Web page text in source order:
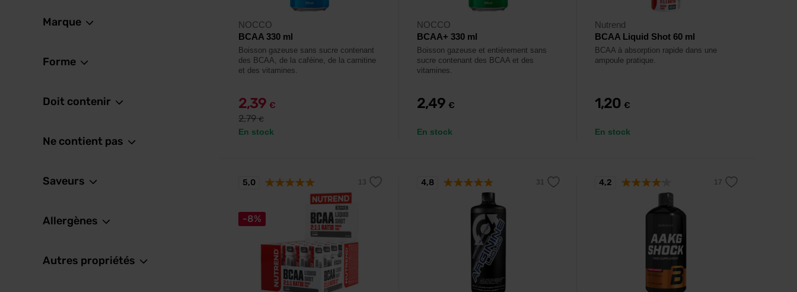
Marque
Forme
Doit contenir
Ne contient pas
Saveurs
Allergènes
Autres propriétés
NOCCO
BCAA 330 ml
Boisson gazeuse sans sucre contenant
des BCAA, de la caféine, de la carnitine
et des vitamines.
2,39 €
2,79€
En stock
NOCCO
BCAA+ 330 ml
Boisson gazeuse et entièrement sans
sucre contenant des BCAA et des
vitamines.
2,49 €
En stock
Nutrend
BCAA Liquid Shot 60 ml
BCAA à absorption rapide dans une
ampoule pratique.
1,20 €
En stock
-8%
5,0 4,8 4,2